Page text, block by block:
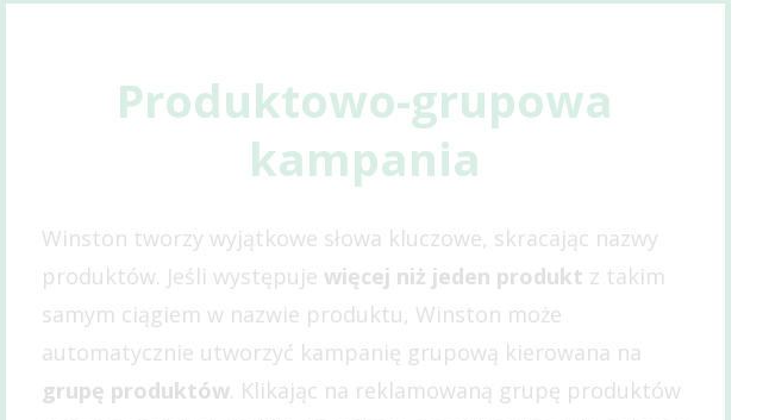
Produktowo-grupowa
kampania
Winston tworzy wyjątkowe słowa kluczowe, skracając nazwy
produktów. Jeśli występuje więcej niż jeden produkt z takim
samym ciągiem w nazwie produktu, Winston może
automatycznie utworzyć kampanię grupową kierowana na
grupę produktów. Klikając na reklamowaną grupę produktów